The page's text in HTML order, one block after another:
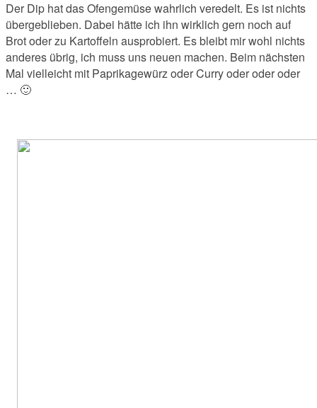
Der Dip hat das Ofengemüse wahrlich veredelt. Es ist nichts
übergeblieben. Dabei hätte ich ihn wirklich gern noch auf
Brot oder zu Kartoffeln ausprobiert. Es bleibt mir wohl nichts
anderes übrig, ich muss uns neuen machen. Beim nächsten
Mal vielleicht mit Paprikagewürz oder Curry oder oder oder
… 🙂